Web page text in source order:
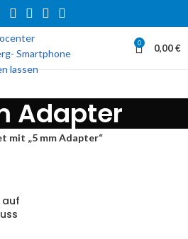
0 0,00€
Adapter
mit „5 mm Adapter“
auf